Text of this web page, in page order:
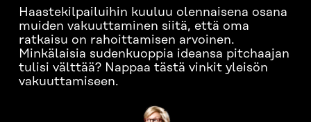
Haastekilpailuihin kuuluu olennaisena osana
muiden vakuuttaminen siitä, että oma
ratkaisu on rahoittamisen arvoinen.
Minkälaisia sudenkuoppia ideansa pitchaajan
tulisi välttää? Nappaa tästä vinkit yleisön
vakuuttamiseen.